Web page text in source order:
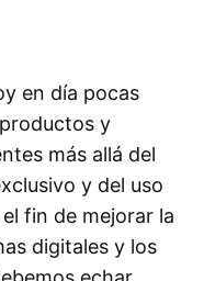
en día pocas
y
más allá del
y del uso
fin de mejorar la
digitales y los